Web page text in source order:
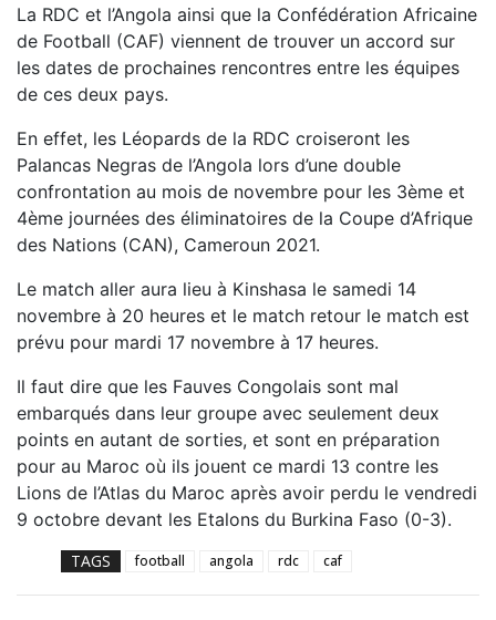
La RDC et l’Angola ainsi que la Confédération Africaine
de Football (CAF) viennent de trouver un accord sur
les dates de prochaines rencontres entre les équipes
de ces deux pays.
En effet, les Léopards de la RDC croiseront les
Palancas Negras de l’Angola lors d’une double
confrontation au mois de novembre pour les 3ème et
4ème journées des éliminatoires de la Coupe d’Afrique
des Nations (CAN), Cameroun 2021.
Le match aller aura lieu à Kinshasa le samedi 14
novembre à 20 heures et le match retour le match est
prévu pour mardi 17 novembre à 17 heures.
Il faut dire que les Fauves Congolais sont mal
embarqués dans leur groupe avec seulement deux
points en autant de sorties, et sont en préparation
pour au Maroc où ils jouent ce mardi 13 contre les
Lions de l’Atlas du Maroc après avoir perdu le vendredi
9 octobre devant les Etalons du Burkina Faso (0-3).
TAGS football angola rdc caf